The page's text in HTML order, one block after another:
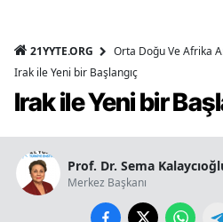
21YYTE.ORG
Orta Doğu Ve Afrika
Irak ile Yeni bir Başlangıç
Irak ile Yeni bir
Prof. Dr. Sema
Merkez Başkanı